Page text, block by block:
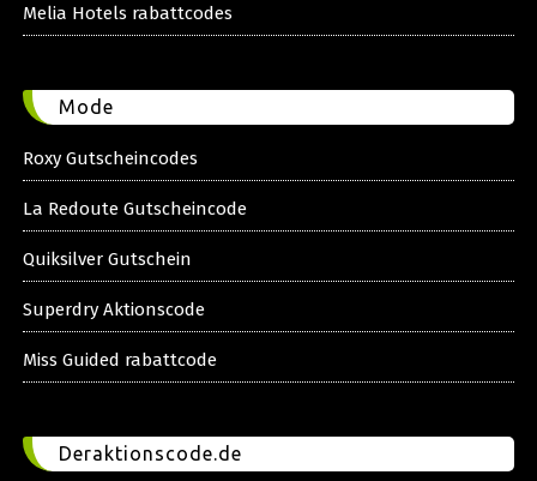
Melia Hotels rabattcodes
Mode
Roxy Gutscheincodes
La Redoute Gutscheincode
Quiksilver Gutschein
Superdry Aktionscode
Miss Guided rabattcode
Deraktionscode.de